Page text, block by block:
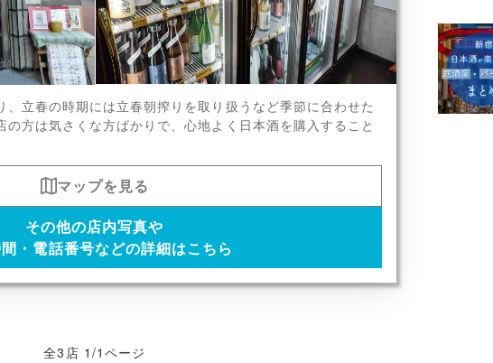
日本酒など x7
立春の時期には立春朝搾りを取り扱うなど季節に合わせた
方は気さくな方ばかりで、心地よく日本酒を購入すること
マップを見る
その他の店内写真や
・電話番号などの詳細はこちら
全3店 1/1ページ